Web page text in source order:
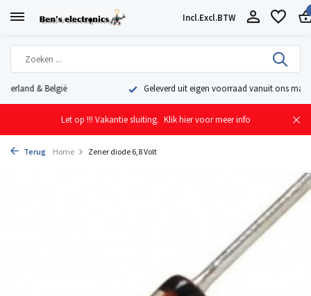
Incl.Excl.BTW
Geleverd uit eigen voorraad vanuit ons magazijn in Nederland
Let op !!! Vakantie sluiting. Klik hier voor meer info
Terug Home Zener diode 6,8 Volt